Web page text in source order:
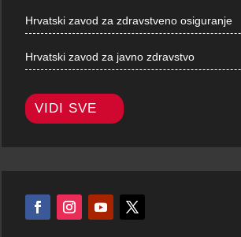
Hrvatski zavod za zdravstveno osiguranje
Hrvatski zavod za javno zdravstvo
VIDI SVE